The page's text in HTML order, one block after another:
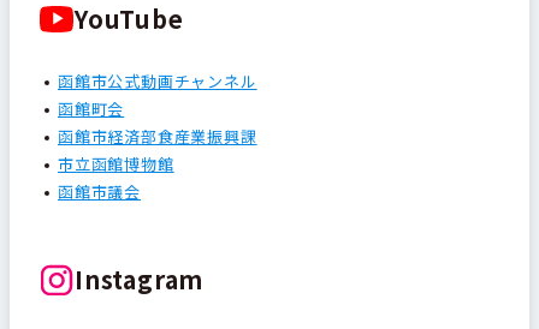
YouTube
函館市公式動画チャンネル
函館町会
函館市経済部食産業振興課
市立函館博物館
函館市議会
Instagram